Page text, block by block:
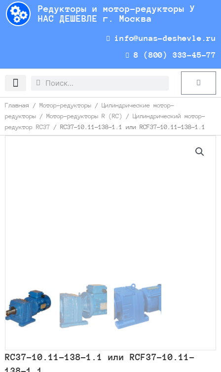
Перейти
содержимому
Редукторы и мотор-редукторы У
НАС ДЕШЕВЛЕ г. Москва
info@unas-deshevle.ru
8 (800) 333-45-77
Search
Search Cart
Главная / Мотор-редукторы / Цилиндрические мотор-
редукторы / Мотор-редукторы R (RC) / Цилиндрический мотор-
редуктор RC37 / RC37-10.11-138-1.1 или RCF37-10.11-138-1.1
RC37-10.11-138-1.1 или RCF37-10.11-